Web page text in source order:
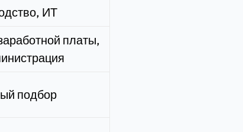
ИТ
платы,
подбор